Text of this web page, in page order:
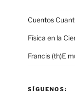
Cuentos
Física en la
Francis (th)E
SÍGUENOS: